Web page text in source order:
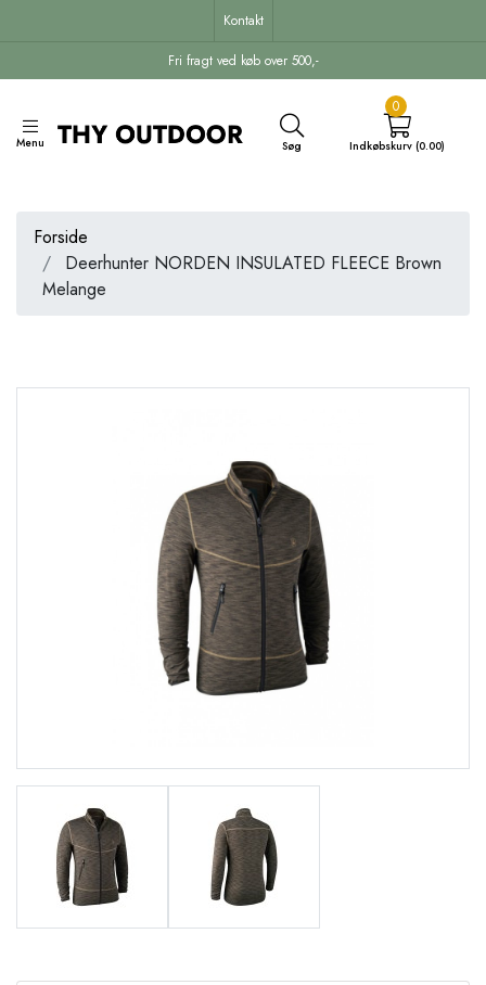
Fri fragt ved køb over 500,-
Kontakt
Menu Søg
0
Indkøbskurv (0.00)
Forside
Deerhunter NORDEN INSULATED FLEECE Brown
Melange